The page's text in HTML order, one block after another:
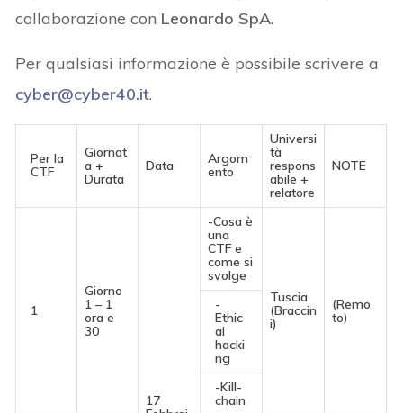
collaborazione con Leonardo SpA.
Per qualsiasi informazione è possibile scrivere a
cyber@cyber40.it.
Per la
CTF
Giornat
a +
Durata
Data
Argom
ento
Universi
tà
respons
abile +
relatore
NOTE
1
Giorno
1 – 1
ora e
30
17
-Cosa è
una
CTF e
come si
svolge
Tuscia
(Braccin
i)
(Remo
to)
-
Ethic
al
hacki
ng
-Kill-
chain